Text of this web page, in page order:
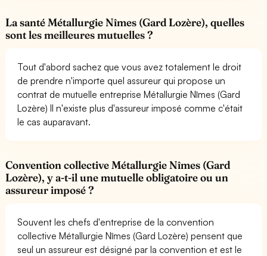
La santé Métallurgie Nîmes (Gard Lozère), quelles
sont les meilleures mutuelles ?
Tout d'abord sachez que vous avez totalement le droit
de prendre n'importe quel assureur qui propose un
contrat de mutuelle entreprise Métallurgie Nîmes (Gard
Lozère) Il n'existe plus d'assureur imposé comme c'était
le cas auparavant.
Convention collective Métallurgie Nîmes (Gard
Lozère), y a-t-il une mutuelle obligatoire ou un
assureur imposé ?
Souvent les chefs d'entreprise de la convention
collective Métallurgie Nîmes (Gard Lozère) pensent que
seul un assureur est désigné par la convention et est le